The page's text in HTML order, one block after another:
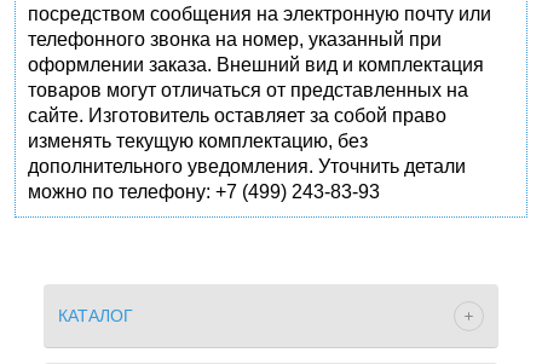
посредством сообщения на электронную почту или
телефонного звонка на номер, указанный при
оформлении заказа. Внешний вид и комплектация
товаров могут отличаться от представленных на
сайте. Изготовитель оставляет за собой право
изменять текущую комплектацию, без
дополнительного уведомления. Уточнить детали
можно по телефону: +7 (499) 243-83-93
КАТАЛОГ